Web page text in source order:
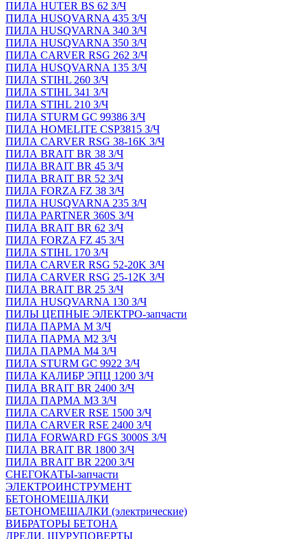
ПИЛА HUTER BS 62 З/Ч
ПИЛА HUSQVARNA 435 З/Ч
ПИЛА HUSQVARNA 340 З/Ч
ПИЛА HUSQVARNA 350 З/Ч
ПИЛА CARVER RSG 262 З/Ч
ПИЛА HUSQVARNA 135 З/Ч
ПИЛА STIHL 260 З/Ч
ПИЛА STIHL 341 З/Ч
ПИЛА STIHL 210 З/Ч
ПИЛА STURM GC 99386 З/Ч
ПИЛА HOMELITE CSP3815 З/Ч
ПИЛА CARVER RSG 38-16K З/Ч
ПИЛА BRAIT BR 38 З/Ч
ПИЛА BRAIT BR 45 З/Ч
ПИЛА BRAIT BR 52 З/Ч
ПИЛА FORZA FZ 38 З/Ч
ПИЛА HUSQVARNA 235 З/Ч
ПИЛА PARTNER 360S З/Ч
ПИЛА BRAIT BR 62 З/Ч
ПИЛА FORZA FZ 45 З/Ч
ПИЛА STIHL 170 З/Ч
ПИЛА CARVER RSG 52-20K З/Ч
ПИЛА CARVER RSG 25-12K З/Ч
ПИЛА BRAIT BR 25 З/Ч
ПИЛА HUSQVARNA 130 З/Ч
ПИЛЫ ЦЕПНЫЕ ЭЛЕКТРО-запчасти
ПИЛА ПАРМА М З/Ч
ПИЛА ПАРМА М2 З/Ч
ПИЛА ПАРМА М4 З/Ч
ПИЛА STURM GC 9922 З/Ч
ПИЛА КАЛИБР ЭПЦ 1200 З/Ч
ПИЛА BRAIT BR 2400 З/Ч
ПИЛА ПАРМА М3 З/Ч
ПИЛА CARVER RSE 1500 З/Ч
ПИЛА CARVER RSE 2400 З/Ч
ПИЛА FORWARD FGS 3000S З/Ч
ПИЛА BRAIT BR 1800 З/Ч
ПИЛА BRAIT BR 2200 З/Ч
СНЕГОКАТЫ-запчасти
ЭЛЕКТРОИНСТРУМЕНТ
БЕТОНОМЕШАЛКИ
БЕТОНОМЕШАЛКИ (электрические)
ВИБРАТОРЫ БЕТОНА
ДРЕЛИ, ШУРУПОВЕРТЫ